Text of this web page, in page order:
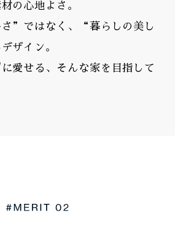
の心地よさ。
”ではなく、“暮らしの美し
ザイン。
愛せる、そんな家を目指して